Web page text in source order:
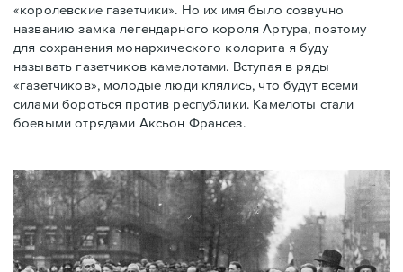
«королевские газетчики». Но их имя было созвучно
названию замка легендарного короля Артура, поэтому
для сохранения монархического колорита я буду
называть газетчиков камелотами. Вступая в ряды
«газетчиков», молодые люди клялись, что будут всеми
силами бороться против республики. Камелоты стали
боевыми отрядами Аксьон Франсез.